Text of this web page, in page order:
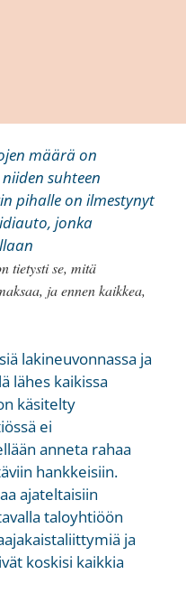
määrä on
suhteen
pihalle on ilmestynyt
jonka
tietysti se, mitä
ja ennen kaikkea,
lakineuvonnassa ja
lähes kaikissa
käsitelty
ei
anneta rahaa
hankkeisiin.
ajateltaisiin
taloyhtiöön
ja
koskisi kaikkia